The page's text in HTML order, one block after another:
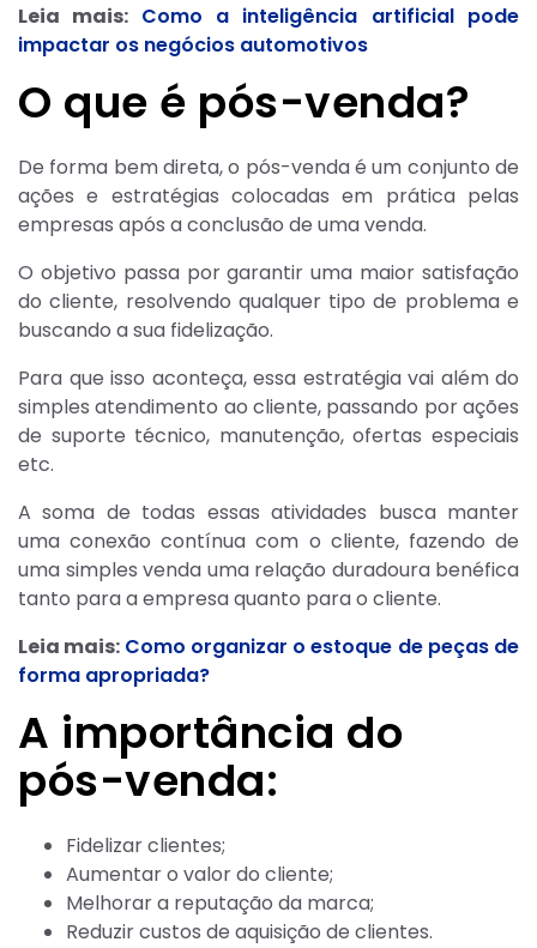
Leia mais: Como a inteligência artificial pode
impactar os negócios automotivos
O que é pós-venda?
De forma bem direta, o pós-venda é um conjunto de
ações e estratégias colocadas em prática pelas
empresas após a conclusão de uma venda.
O objetivo passa por garantir uma maior satisfação
do cliente, resolvendo qualquer tipo de problema e
buscando a sua fidelização.
Para que isso aconteça, essa estratégia vai além do
simples atendimento ao cliente, passando por ações
de suporte técnico, manutenção, ofertas especiais
etc.
A soma de todas essas atividades busca manter
uma conexão contínua com o cliente, fazendo de
uma simples venda uma relação duradoura benéfica
tanto para a empresa quanto para o cliente.
Leia mais: Como organizar o estoque de peças de
forma apropriada?
A importância do
pós-venda:
Fidelizar clientes;
Aumentar o valor do cliente;
Melhorar a reputação da marca;
Reduzir custos de aquisição de clientes.